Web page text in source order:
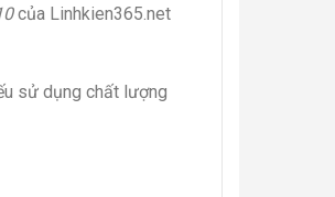
của Linhkien365.net
sử dụng chất lượng